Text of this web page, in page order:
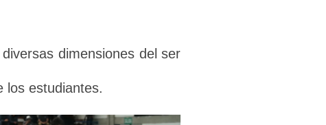
dimensiones del ser
los estudiantes.